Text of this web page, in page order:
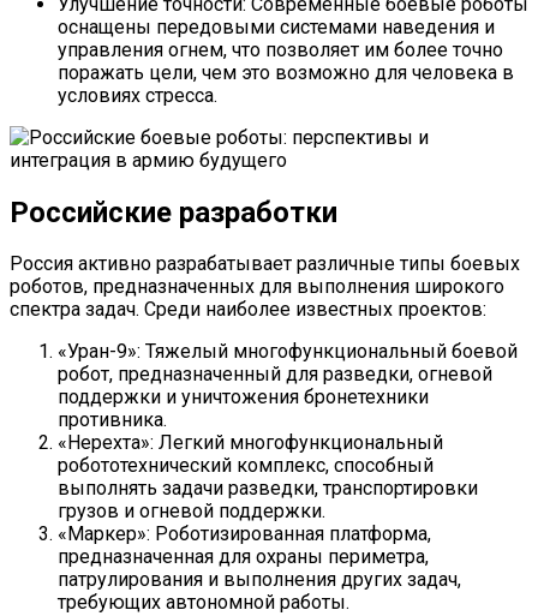
оснащены передовыми системами наведения и
управления огнем, что позволяет им более точно
поражать цели, чем это возможно для человека в
условиях стресса.
Российские разработки
Россия активно разрабатывает различные типы боевых
роботов, предназначенных для выполнения широкого
спектра задач. Среди наиболее известных проектов:
«Уран-9»: Тяжелый многофункциональный боевой
робот, предназначенный для разведки, огневой
поддержки и уничтожения бронетехники
противника.
«Нерехта»: Легкий многофункциональный
робототехнический комплекс, способный
выполнять задачи разведки, транспортировки
грузов и огневой поддержки.
«Маркер»: Роботизированная платформа,
предназначенная для охраны периметра,
патрулирования и выполнения других задач,
требующих автономной работы.